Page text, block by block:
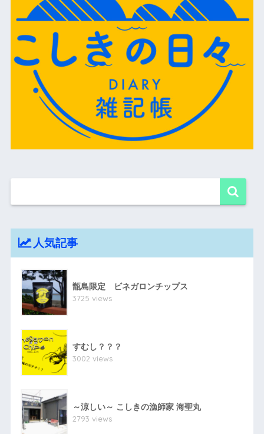
人気記事
甑島限定 ビネガロンチップス
3725 views
すむし？？？
3002 views
～涼しい～ こしきの漁師家 海聖丸
2793 views